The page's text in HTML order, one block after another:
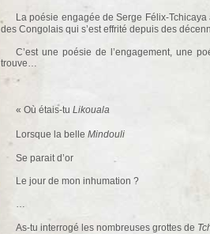
La poésie engagée de Serge Félix-
des Congolais qui s’est effrité depuis des
C’est une poésie de l’engagement, une
trouve…
« Où étais-tu Likouala
Lorsque la belle Mindouli
Se parait d’or
Le jour de mon inhumation ?
…
As-tu interrogé les nombreuses grottes de